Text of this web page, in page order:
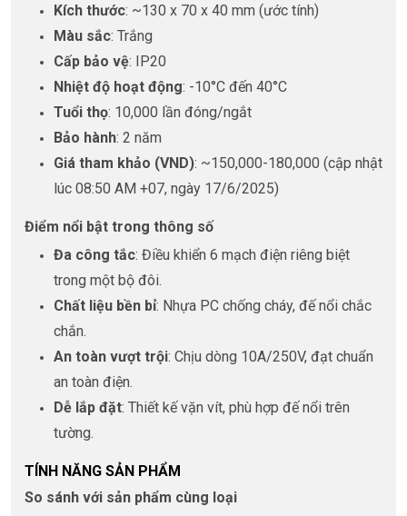
Kích thước: ~130 x 70 x 40 mm (ước tính)
Màu sắc: Trắng
Cấp bảo vệ: IP20
Nhiệt độ hoạt động: -10°C đến 40°C
Tuổi thọ: 10,000 lần đóng/ngắt
Bảo hành: 2 năm
Giá tham khảo (VND): ~150,000-180,000 (cập nhật
lúc 08:50 AM +07, ngày 17/6/2025)
Điểm nổi bật trong thông số
Đa công tắc: Điều khiển 6 mạch điện riêng biệt
trong một bộ đôi.
Chất liệu bền bỉ: Nhựa PC chống cháy, đế nổi chắc
chắn.
An toàn vượt trội: Chịu dòng 10A/250V, đạt chuẩn
an toàn điện.
Dễ lắp đặt: Thiết kế vặn vít, phù hợp đế nổi trên
tường.
TÍNH NĂNG SẢN PHẨM
So sánh với sản phẩm cùng loại